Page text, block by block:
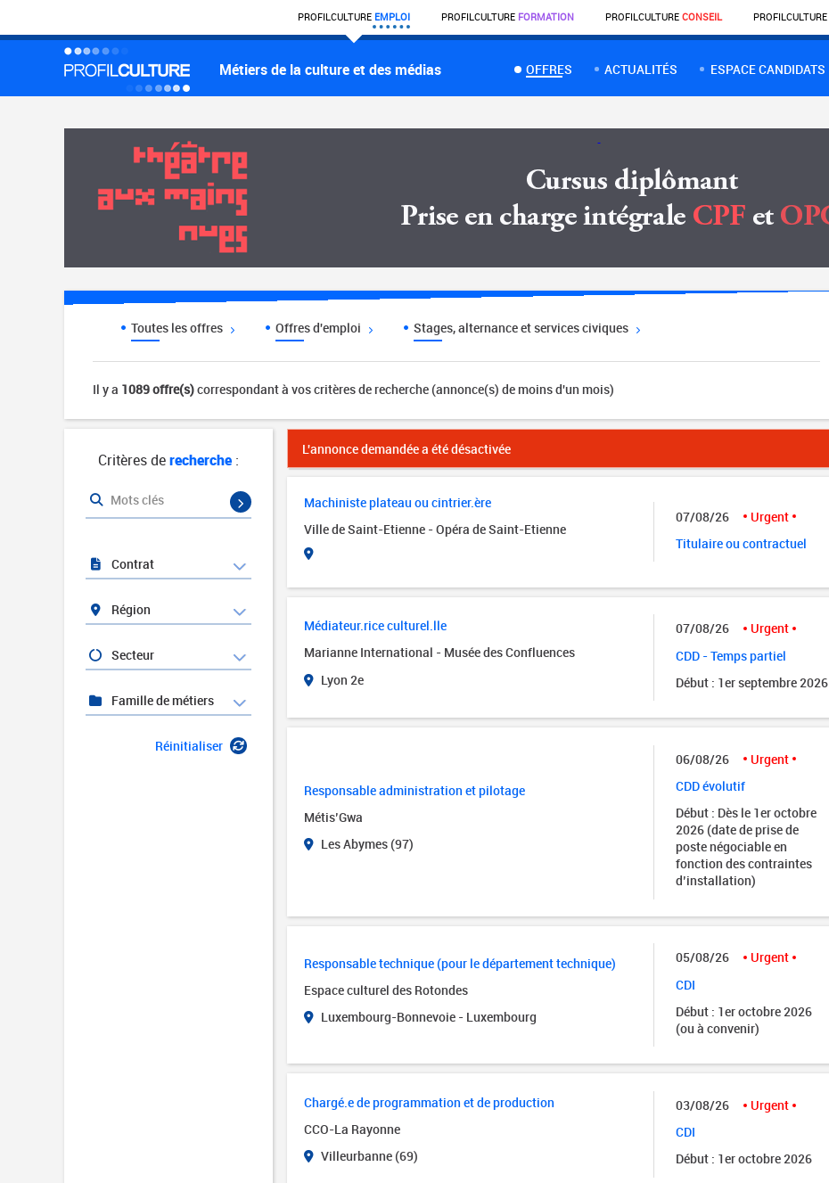
PROFILCULTURE EMPLOI PROFILCULTURE FORMATION PROFILCULTURE CONSEIL PROFILCULTURE
Métiers de la culture et des médias OFFRES ACTUALITÉS ESPACE CANDIDATS
Toutes les offres Offres d'emploi Stages, alternance et services civiques
Il y a 1089 offre(s)correspondant à vos critères de recherche (annonce(s) de moins d'un mois)
L'annonce demandée a été désactivée
Machiniste plateau ou cintrier.ère
Ville de Saint-Etienne - Opéra de Saint-Etienne
07/08/26
Urgent
Titulaire ou contractuel
Médiateur.rice culturel.lle
Marianne International - Musée des Confluences
Lyon 2e
07/08/26
Urgent
CDD - Temps partiel
Début : 1er septembre 2026
Responsable administration et pilotage
Métis’Gwa
Les Abymes (97)
06/08/26
Urgent
CDD évolutif
Début : Dès le 1er octobre
2026 (date de prise de
poste négociable en
fonction des contraintes
d’installation)
Responsable technique (pour le département technique)
Espace culturel des Rotondes
Luxembourg-Bonnevoie - Luxembourg
05/08/26
Urgent
CDI
Début : 1er octobre 2026
(ou à convenir)
Chargé.e de programmation et de production
CCO-La Rayonne
Villeurbanne (69)
03/08/26
Urgent
CDI
Début : 1er octobre 2026
Critères derecherche:
Mots clés
Contrat
Région
Secteur
Famille de métiers
Réinitialiser